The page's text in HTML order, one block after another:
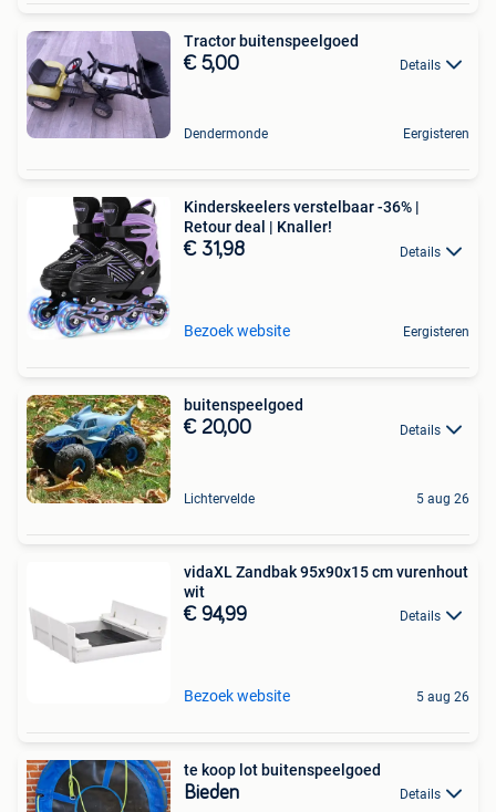
Tractor buitenspeelgoed
€ 5,00 Details
Dendermonde Eergisteren
Kinderskeelers verstelbaar -36% |
Retour deal | Knaller!
€ 31,98 Details
Bezoek website Eergisteren
buitenspeelgoed
€ 20,00 Details
Lichtervelde 5 aug 26
vidaXL Zandbak 95x90x15 cm vurenhout
wit
€ 94,99 Details
Bezoek website 5 aug 26
te koop lot buitenspeelgoed
Bieden Details